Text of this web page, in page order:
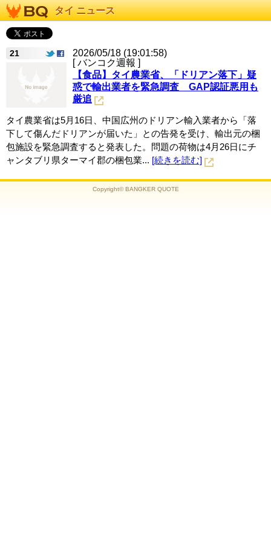
タイ ニュース
21
2026/05/18 (19:01:58)
[ バンコク週報 ]
【食品】タイ農業省、「ドリアン落下」疑
惑で輸出業者を緊急調査 GAP認証悪用も
厳追
タイ農業省は5月16日、中国広州のドリアン輸入業者から「落
下して傷んだドリアンが届いた」との告発を受け、輸出元の梱
包施設を緊急調査すると発表した。問題の荷物は4月26日にチ
ャンタブリ県ターマイ郡の梱包業... [続きを読む]
Copyright© BANGKER QUOTE